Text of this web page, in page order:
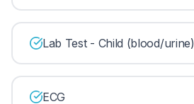
Lab Test - Child (blood/urine)
ECG